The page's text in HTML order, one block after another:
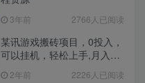
3年前 2766人已阅读
某讯游戏搬砖项目，0投入，
可以挂机，轻松上手,月入
2年前 2226人已阅读